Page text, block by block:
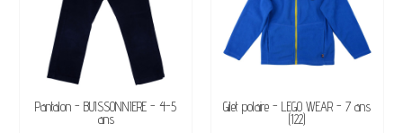
DISPONIBLE
Pantalon - BUISSONNIERE - 4-5
ans
DISPONIBLE
Gilet polaire - LEGO WEAR - 7 ans
(122)